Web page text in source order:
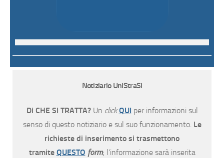
Notiziario UniStraSi
Di CHE SI TRATTA? Un clickQUI per informazioni sul
senso di questo notiziario e sul suo funzionamento. Le
richieste di inserimento si trasmettono
tramite QUESTO form; l’informazione sarà inserita